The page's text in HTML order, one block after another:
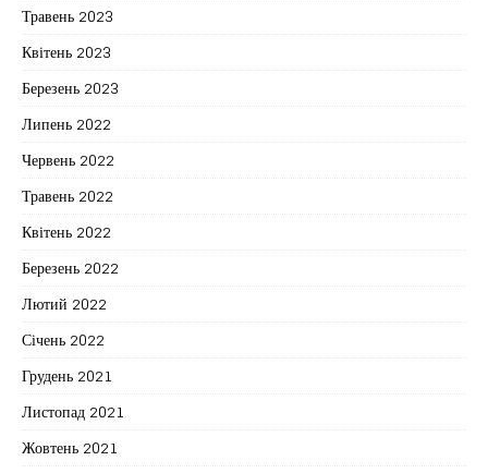
Травень 2023
Квітень 2023
Березень 2023
Липень 2022
Червень 2022
Травень 2022
Квітень 2022
Березень 2022
Лютий 2022
Січень 2022
Грудень 2021
Листопад 2021
Жовтень 2021